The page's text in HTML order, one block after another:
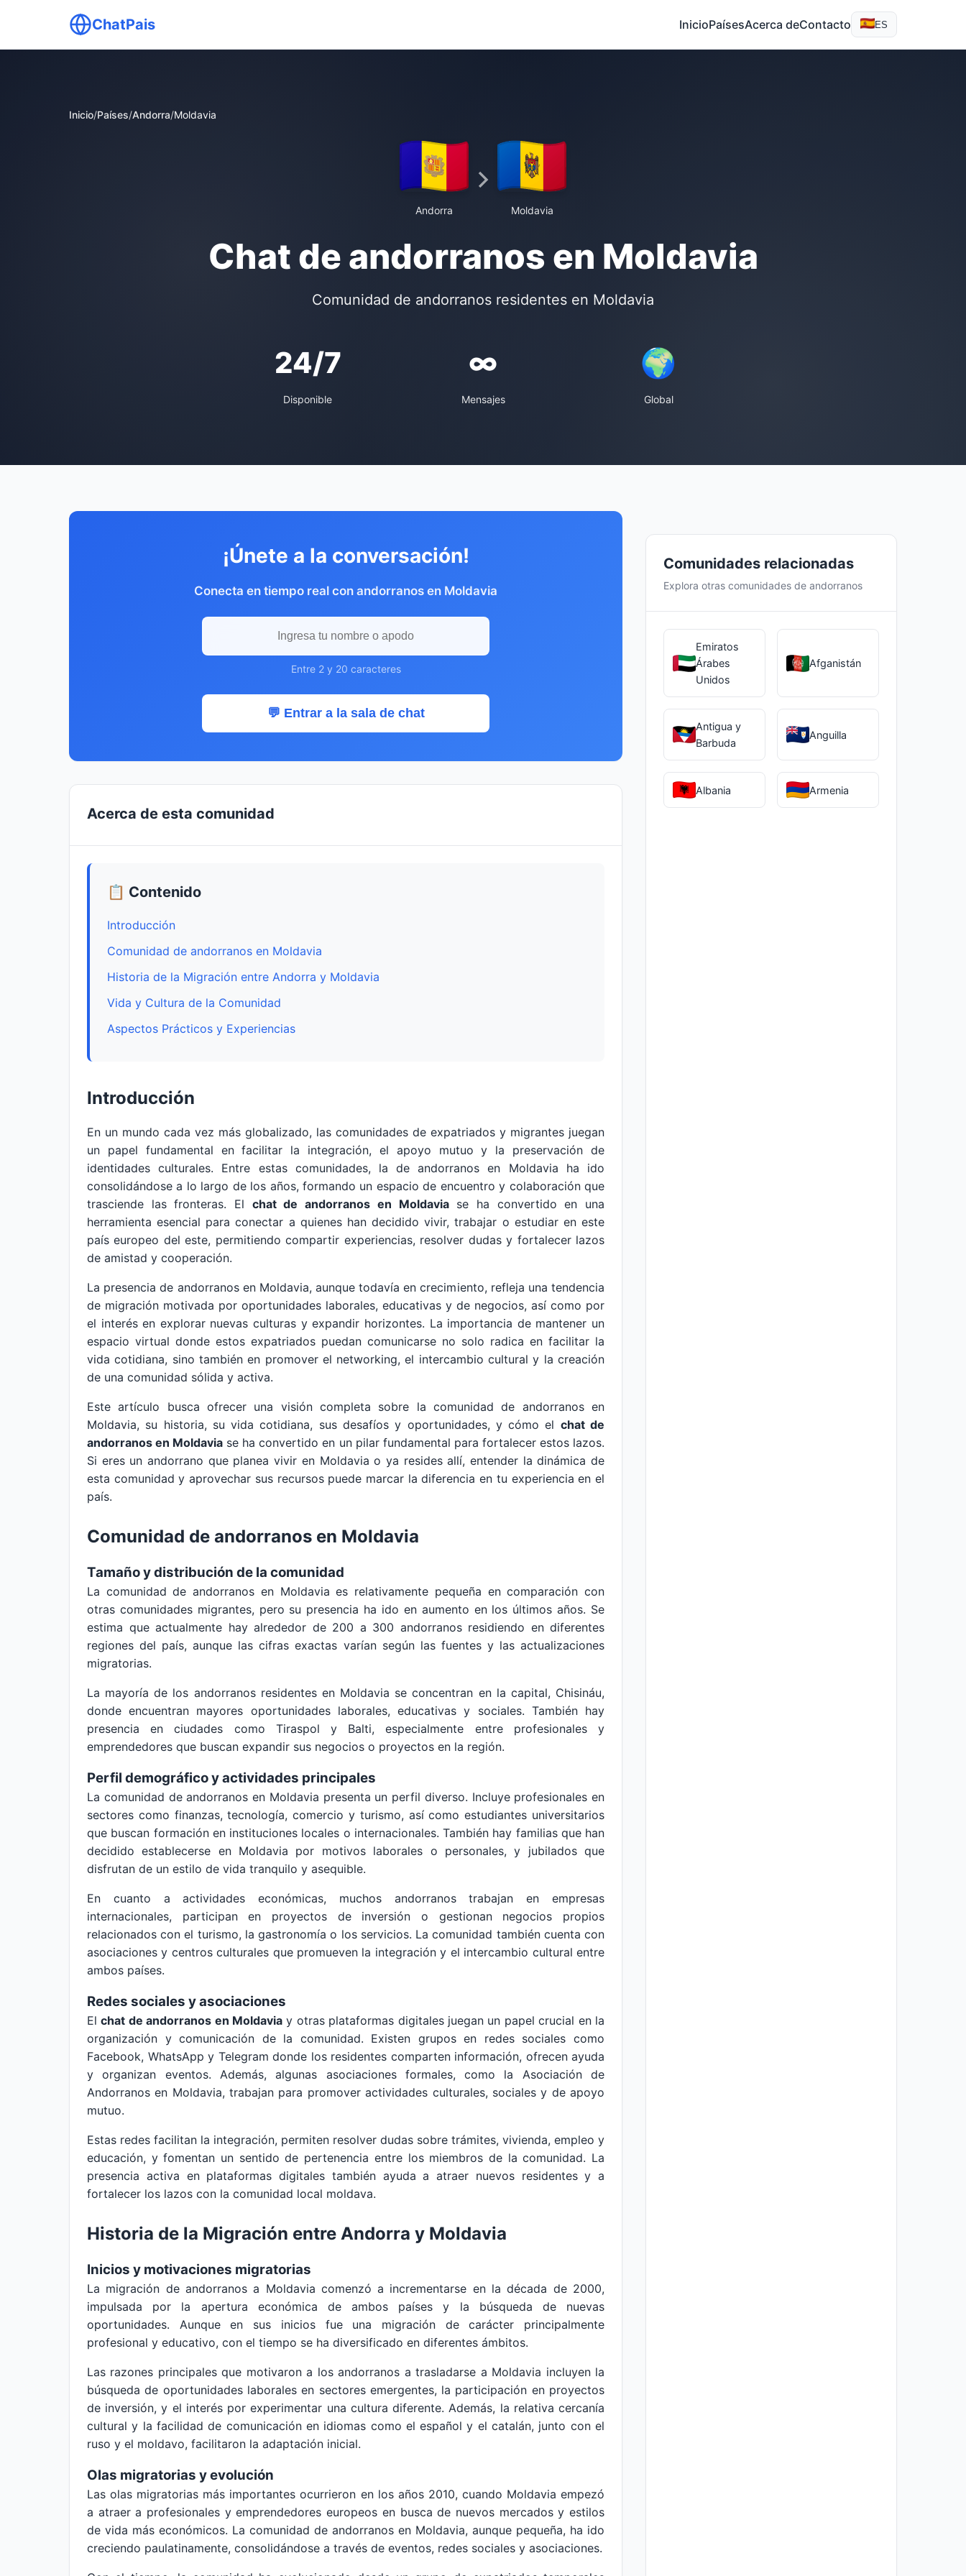
ChatPais InicioPaísesAcerca deContacto ES
Inicio/Países/Andorra/Moldavia
Andorra Moldavia
Chat de andorranos en Moldavia
Comunidad de andorranos residentes en Moldavia
24/7
Disponible
∞
Mensajes
🌍
Global
¡Únete a la conversación!
Conecta en tiempo real con andorranos en Moldavia
Entre 2 y 20 caracteres
💬 Entrar a la sala de chat
Acerca de esta comunidad
📋 Contenido
Introducción
Comunidad de andorranos en Moldavia
Historia de la Migración entre Andorra y Moldavia
Vida y Cultura de la Comunidad
Aspectos Prácticos y Experiencias
Introducción
En un mundo cada vez más globalizado, las comunidades de expatriados y migrantes juegan
un papel fundamental en facilitar la integración, el apoyo mutuo y la preservación de
identidades culturales. Entre estas comunidades, la de andorranos en Moldavia ha ido
consolidándose a lo largo de los años, formando un espacio de encuentro y colaboración que
trasciende las fronteras. El chat de andorranos en Moldaviase ha convertido en una
herramienta esencial para conectar a quienes han decidido vivir, trabajar o estudiar en este
país europeo del este, permitiendo compartir experiencias, resolver dudas y fortalecer lazos
de amistad y cooperación.
La presencia de andorranos en Moldavia, aunque todavía en crecimiento, refleja una tendencia
de migración motivada por oportunidades laborales, educativas y de negocios, así como por
el interés en explorar nuevas culturas y expandir horizontes. La importancia de mantener un
espacio virtual donde estos expatriados puedan comunicarse no solo radica en facilitar la
vida cotidiana, sino también en promover el networking, el intercambio cultural y la creación
de una comunidad sólida y activa.
Este artículo busca ofrecer una visión completa sobre la comunidad de andorranos en
Moldavia, su historia, su vida cotidiana, sus desafíos y oportunidades, y cómo el chat de
andorranos en Moldavia se ha convertido en un pilar fundamental para fortalecer estos lazos.
Si eres un andorrano que planea vivir en Moldavia o ya resides allí, entender la dinámica de
esta comunidad y aprovechar sus recursos puede marcar la diferencia en tu experiencia en el
país.
Comunidad de andorranos en Moldavia
Tamaño y distribución de la comunidad
La comunidad de andorranos en Moldavia es relativamente pequeña en comparación con
otras comunidades migrantes, pero su presencia ha ido en aumento en los últimos años. Se
estima que actualmente hay alrededor de 200 a 300 andorranos residiendo en diferentes
regiones del país, aunque las cifras exactas varían según las fuentes y las actualizaciones
migratorias.
La mayoría de los andorranos residentes en Moldavia se concentran en la capital, Chisináu,
donde encuentran mayores oportunidades laborales, educativas y sociales. También hay
presencia en ciudades como Tiraspol y Balti, especialmente entre profesionales y
emprendedores que buscan expandir sus negocios o proyectos en la región.
Perfil demográfico y actividades principales
La comunidad de andorranos en Moldavia presenta un perfil diverso. Incluye profesionales en
sectores como finanzas, tecnología, comercio y turismo, así como estudiantes universitarios
que buscan formación en instituciones locales o internacionales. También hay familias que han
decidido establecerse en Moldavia por motivos laborales o personales, y jubilados que
disfrutan de un estilo de vida tranquilo y asequible.
En cuanto a actividades económicas, muchos andorranos trabajan en empresas
internacionales, participan en proyectos de inversión o gestionan negocios propios
relacionados con el turismo, la gastronomía o los servicios. La comunidad también cuenta con
asociaciones y centros culturales que promueven la integración y el intercambio cultural entre
ambos países.
Redes sociales y asociaciones
Elchat de andorranos en Moldavia y otras plataformas digitales juegan un papel crucial en la
organización y comunicación de la comunidad. Existen grupos en redes sociales como
Facebook, WhatsApp y Telegram donde los residentes comparten información, ofrecen ayuda
y organizan eventos. Además, algunas asociaciones formales, como la Asociación de
Andorranos en Moldavia, trabajan para promover actividades culturales, sociales y de apoyo
mutuo.
Estas redes facilitan la integración, permiten resolver dudas sobre trámites, vivienda, empleo y
educación, y fomentan un sentido de pertenencia entre los miembros de la comunidad. La
presencia activa en plataformas digitales también ayuda a atraer nuevos residentes y a
fortalecer los lazos con la comunidad local moldava.
Historia de la Migración entre Andorra y Moldavia
Inicios y motivaciones migratorias
La migración de andorranos a Moldavia comenzó a incrementarse en la década de 2000,
impulsada por la apertura económica de ambos países y la búsqueda de nuevas
oportunidades. Aunque en sus inicios fue una migración de carácter principalmente
profesional y educativo, con el tiempo se ha diversificado en diferentes ámbitos.
Las razones principales que motivaron a los andorranos a trasladarse a Moldavia incluyen la
búsqueda de oportunidades laborales en sectores emergentes, la participación en proyectos
de inversión, y el interés por experimentar una cultura diferente. Además, la relativa cercanía
cultural y la facilidad de comunicación en idiomas como el español y el catalán, junto con el
ruso y el moldavo, facilitaron la adaptación inicial.
Olas migratorias y evolución
Las olas migratorias más importantes ocurrieron en los años 2010, cuando Moldavia empezó
a atraer a profesionales y emprendedores europeos en busca de nuevos mercados y estilos
de vida más económicos. La comunidad de andorranos en Moldavia, aunque pequeña, ha ido
creciendo paulatinamente, consolidándose a través de eventos, redes sociales y asociaciones.
Comunidades relacionadas
Explora otras comunidades de andorranos
Emiratos
Árabes
Unidos
Afganistán
Antigua y
Barbuda
Anguilla
Albania Armenia